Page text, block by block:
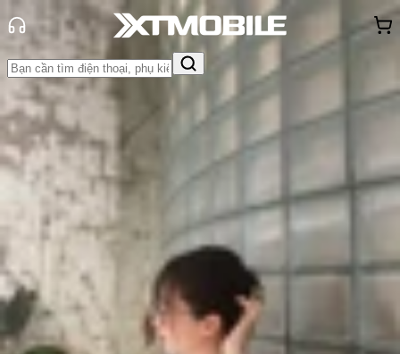
Trang chủ
Tin tức
Tin Mới
Tin Mới
Đánh Giá - Trên Tay
Khuyến
Thủ thuật Thông báoKhách
hàng - Sự kiện
Galaxy Z Fold 6 FE giá rẻ hơn sẽ
không hỗ trợ bút S Pen
Triệu Vy